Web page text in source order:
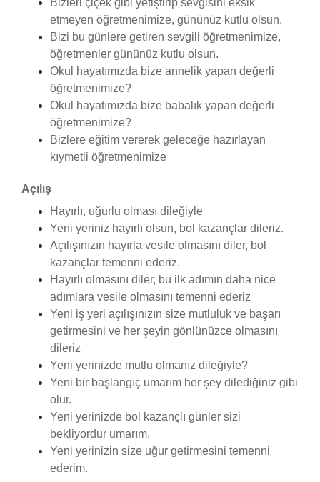
Bizleri çiçek gibi yetiştirip sevgisini eksik
etmeyen öğretmenimize, gününüz kutlu olsun.
Bizi bu günlere getiren sevgili öğretmenimize,
öğretmenler gününüz kutlu olsun.
Okul hayatımızda bize annelik yapan değerli
öğretmenimize?
Okul hayatımızda bize babalık yapan değerli
öğretmenimize?
Bizlere eğitim vererek geleceğe hazırlayan
kıymetli öğretmenimize
Açılış
Hayırlı, uğurlu olması dileğiyle
Yeni yeriniz hayırlı olsun, bol kazançlar dileriz.
Açılışınızın hayırla vesile olmasını diler, bol
kazançlar temenni ederiz.
Hayırlı olmasını diler, bu ilk adımın daha nice
adımlara vesile olmasını temenni ederiz
Yeni iş yeri açılışınızın size mutluluk ve başarı
getirmesini ve her şeyin gönlünüzce olmasını
dileriz
Yeni yerinizde mutlu olmanız dileğiyle?
Yeni bir başlangıç umarım her şey dilediğiniz gibi
olur.
Yeni yerinizde bol kazançlı günler sizi
bekliyordur umarım.
Yeni yerinizin size uğur getirmesini temenni
ederim.